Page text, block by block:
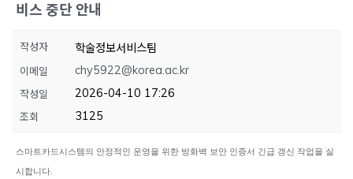
비스 중단 안내
작성자 학술정보서비스팀
이메일 chy5922@korea.ac.kr
작성일 2026-04-10 17:26
조회 3125
스마트카드시스템의 안정적인 운영을 위한 방화벽 보안 인증서 긴급 갱신 작업을 실
시합니다.